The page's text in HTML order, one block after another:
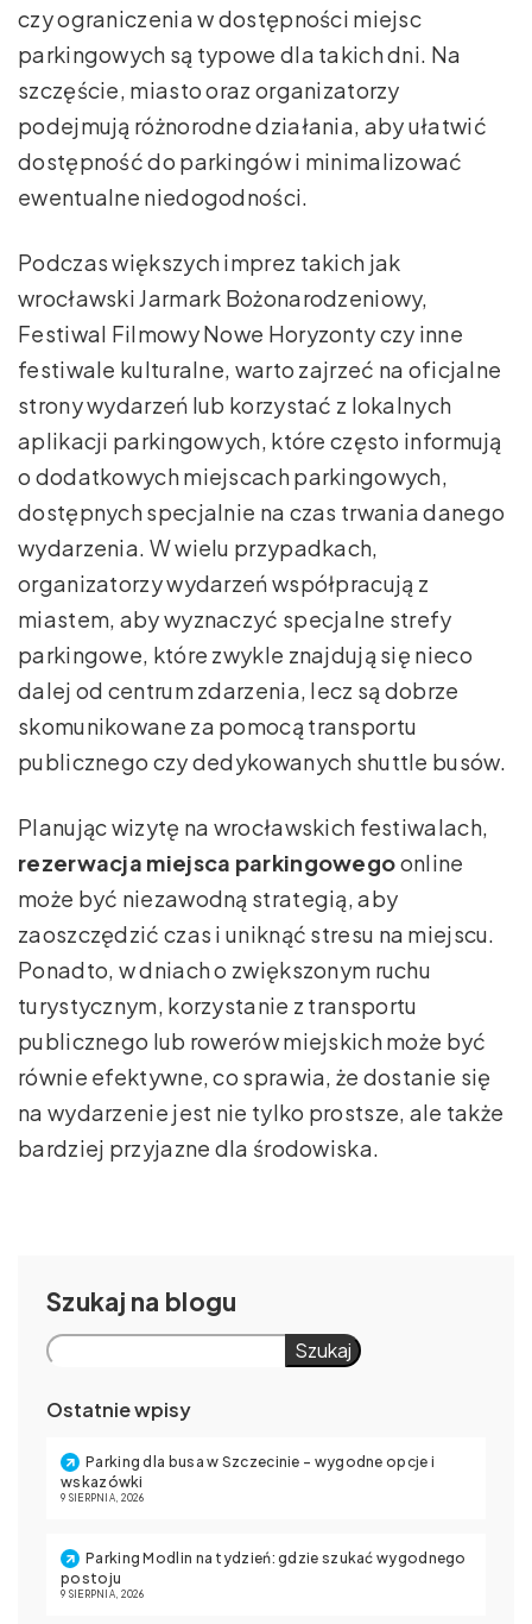
czy ograniczenia w dostępności miejsc
parkingowych są typowe dla takich dni. Na
szczęście, miasto oraz organizatorzy
podejmują różnorodne działania, aby ułatwić
dostępność do parkingów i minimalizować
ewentualne niedogodności.
Podczas większych imprez takich jak
wrocławski Jarmark Bożonarodzeniowy,
Festiwal Filmowy Nowe Horyzonty czy inne
festiwale kulturalne, warto zajrzeć na oficjalne
strony wydarzeń lub korzystać z lokalnych
aplikacji parkingowych, które często informują
o dodatkowych miejscach parkingowych,
dostępnych specjalnie na czas trwania danego
wydarzenia. W wielu przypadkach,
organizatorzy wydarzeń współpracują z
miastem, aby wyznaczyć specjalne strefy
parkingowe, które zwykle znajdują się nieco
dalej od centrum zdarzenia, lecz są dobrze
skomunikowane za pomocą transportu
publicznego czy dedykowanych shuttle busów.
Planując wizytę na wrocławskich festiwalach,
rezerwacja miejsca parkingowegoonline
może być niezawodną strategią, aby
zaoszczędzić czas i uniknąć stresu na miejscu.
Ponadto, w dniach o zwiększonym ruchu
turystycznym, korzystanie z transportu
publicznego lub rowerów miejskich może być
równie efektywne, co sprawia, że dostanie się
na wydarzenie jest nie tylko prostsze, ale także
bardziej przyjazne dla środowiska.
Szukaj
Szukaj
Ostatnie wpisy
Parking dla busa w Szczecinie – wygodne opcje i
wskazówki
9 SIERPNIA, 2026
Parking Modlin na tydzień: gdzie szukać wygodnego
postoju
9 SIERPNIA, 2026